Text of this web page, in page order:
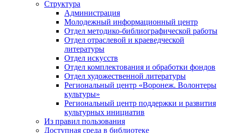
Структура
Администрация
Молодежный информационный центр
Отдел методико-библиографической работы
Отдел отраслевой и краеведческой
литературы
Отдел искусств
Отдел комплектования и обработки фондов
Отдел художественной литературы
Региональный центр «Воронеж. Волонтеры
культуры»
Региональный центр поддержки и развития
культурных инициатив
Из правил пользования
Доступная среда в библиотеке